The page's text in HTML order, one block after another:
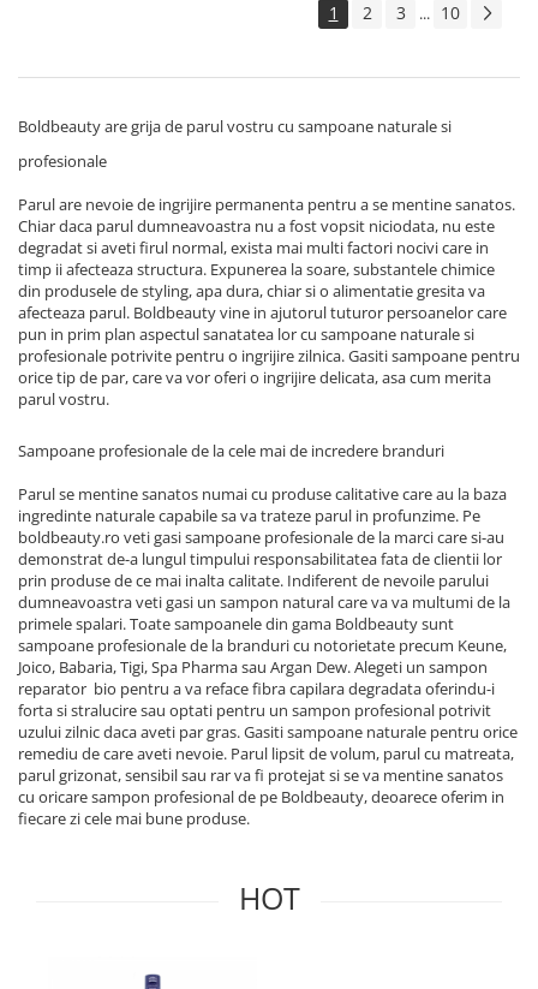
1 2 3 ... 10
Boldbeauty are grija de parul vostru cu sampoane naturale si
profesionale
Parul are nevoie de ingrijire permanenta pentru a se mentine sanatos.
Chiar daca parul dumneavoastra nu a fost vopsit niciodata, nu este
degradat si aveti firul normal, exista mai multi factori nocivi care in
timp ii afecteaza structura. Expunerea la soare, substantele chimice
din produsele de styling, apa dura, chiar si o alimentatie gresita va
afecteaza parul. Boldbeauty vine in ajutorul tuturor persoanelor care
pun in prim plan aspectul sanatatea lor cu sampoane naturale si
profesionale potrivite pentru o ingrijire zilnica. Gasiti sampoane pentru
orice tip de par, care va vor oferi o ingrijire delicata, asa cum merita
parul vostru.
Sampoane profesionale de la cele mai de incredere branduri
Parul se mentine sanatos numai cu produse calitative care au la baza
ingredinte naturale capabile sa va trateze parul in profunzime. Pe
boldbeauty.ro veti gasi sampoane profesionale de la marci care si-au
demonstrat de-a lungul timpului responsabilitatea fata de clientii lor
prin produse de ce mai inalta calitate. Indiferent de nevoile parului
dumneavoastra veti gasi un sampon natural care va va multumi de la
primele spalari. Toate sampoanele din gama Boldbeauty sunt
sampoane profesionale de la branduri cu notorietate precum Keune,
Joico, Babaria, Tigi, Spa Pharma sau Argan Dew. Alegeti un sampon
reparator bio pentru a va reface fibra capilara degradata oferindu-i
forta si stralucire sau optati pentru un sampon profesional potrivit
uzului zilnic daca aveti par gras. Gasiti sampoane naturale pentru orice
remediu de care aveti nevoie. Parul lipsit de volum, parul cu matreata,
parul grizonat, sensibil sau rar va fi protejat si se va mentine sanatos
cu oricare sampon profesional de pe Boldbeauty, deoarece oferim in
fiecare zi cele mai bune produse.
HOT